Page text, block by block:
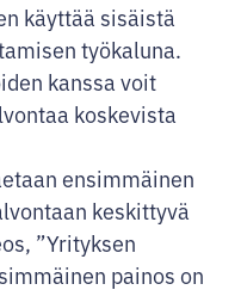
käyttää sisäistä
työkaluna.
kanssa voit
koskevista
ensimmäinen
keskittyvä
”Yrityksen
painos on